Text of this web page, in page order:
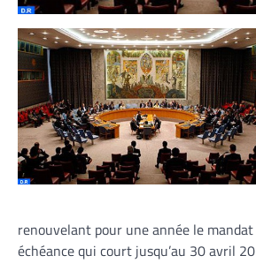
renouvelant pour une année le mandat
échéance qui court jusqu’au 30 avril